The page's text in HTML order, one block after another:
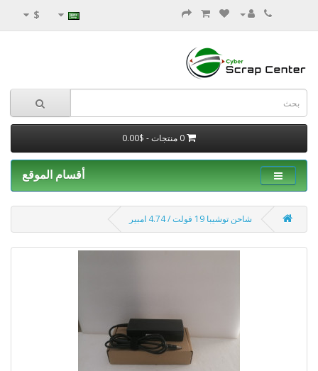
$
0 منتجات - $0.00
أقسام الموقع
شاحن توشيبا 19 فولت / 4.74 امبير